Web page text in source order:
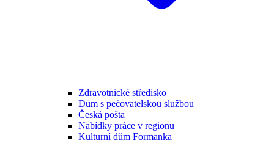
Zdravotnické středisko
Dům s pečovatelskou službou
Česká pošta
Nabídky práce v regionu
Kulturní dům Formanka